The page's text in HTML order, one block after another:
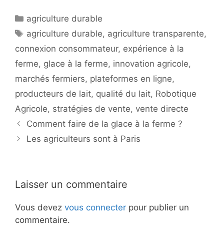
Catégories
agriculture durable
Étiquettes
agriculture durable, agriculture transparente,
connexion consommateur, expérience à la
ferme, glace à la ferme, innovation agricole,
marchés fermiers, plateformes en ligne,
producteurs de lait, qualité du lait, Robotique
Agricole, stratégies de vente, vente directe
Comment faire de la glace à la ferme ?
Les agriculteurs sont à Paris
Laisser un commentaire
Vous devez vous connecter pour publier un
commentaire.